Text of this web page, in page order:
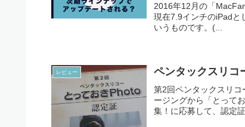
2016年12月の「
現在7.9インチのiPadと
いうものです。(...
レビュー ペンタックスリコ
第2回ペンタックスリ
ージングから「とって
集！に応募して、認定